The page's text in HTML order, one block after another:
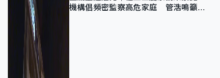
機構倡頻密監察高危家庭 管浩鳴籲加